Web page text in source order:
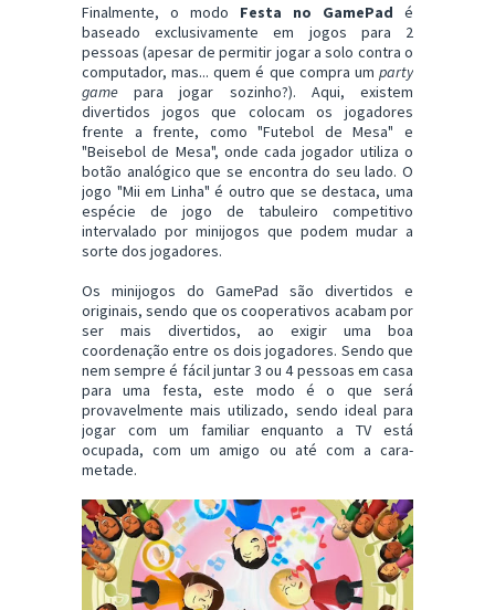
Finalmente, o modo Festa no GamePad é
baseado exclusivamente em jogos para 2
pessoas (apesar de permitir jogar a solo contra o
computador, mas... quem é que compra um party
game para jogar sozinho?). Aqui, existem
divertidos jogos que colocam os jogadores
frente a frente, como "Futebol de Mesa" e
"Beisebol de Mesa", onde cada jogador utiliza o
botão analógico que se encontra do seu lado. O
jogo "Mii em Linha" é outro que se destaca, uma
espécie de jogo de tabuleiro competitivo
intervalado por minijogos que podem mudar a
sorte dos jogadores.
Os minijogos do GamePad são divertidos e
originais, sendo que os cooperativos acabam por
ser mais divertidos, ao exigir uma boa
coordenação entre os dois jogadores. Sendo que
nem sempre é fácil juntar 3 ou 4 pessoas em casa
para uma festa, este modo é o que será
provavelmente mais utilizado, sendo ideal para
jogar com um familiar enquanto a TV está
ocupada, com um amigo ou até com a cara-
metade.